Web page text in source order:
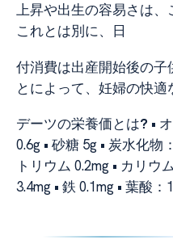
上昇や出生の容易さは、
これとは別に、日
付消費は出産開始後の子
とによって、妊婦の快適
デーツの栄養価とは? •
0.6g • 砂糖 5g • 炭水化物
トリウム 0.2mg • カリウ
3.4mg • 鉄 0.1mg • 葉酸：